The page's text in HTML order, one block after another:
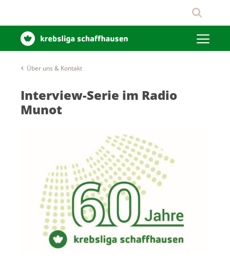
Über uns & Kontakt
Interview-Serie im Radio
Munot